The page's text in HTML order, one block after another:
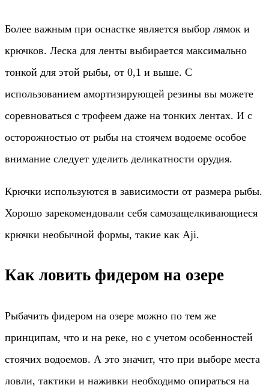
Более важным при оснастке является выбор лямок и
крючков. Леска для ленты выбирается максимально
тонкой для этой рыбы, от 0,1 и выше. С
использованием амортизирующей резины вы можете
соревноваться с трофеем даже на тонких лентах. И с
осторожностью от рыбы на стоячем водоеме особое
внимание следует уделить деликатности орудия.
Крючки используются в зависимости от размера рыбы.
Хорошо зарекомендовали себя самозащелкивающиеся
крючки необычной формы, такие как Aji.
Как ловить фидером на озере
Рыбачить фидером на озере можно по тем же
принципам, что и на реке, но с учетом особенностей
стоячих водоемов. А это значит, что при выборе места
ловли, тактики и наживки необходимо опираться на